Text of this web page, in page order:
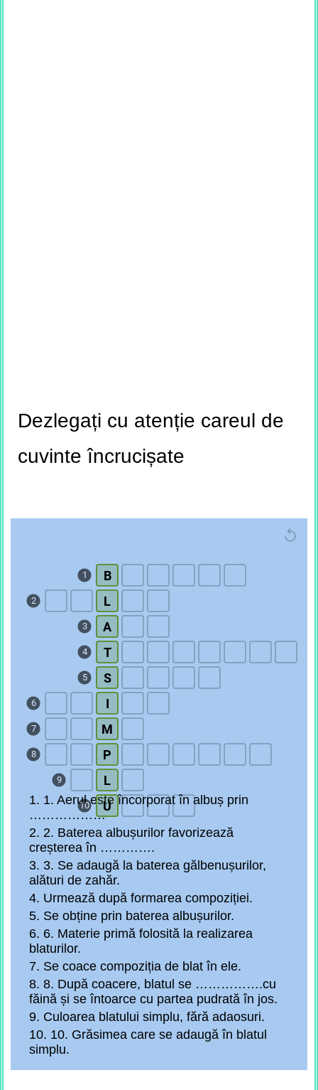
Dezlegați cu atenție careul de
cuvinte încrucișate
1 B
2 L
3 A
4 T
5 S
6
7 M
8 P
9 L
10 U
1. 1. Aerul este încorporat în albuș prin
………………
2. 2. Baterea albușurilor favorizează
creșterea în ………….
3. 3. Se adaugă la baterea gălbenușurilor,
alături de zahăr.
4. Urmează după formarea compoziției.
5. Se obține prin baterea albușurilor.
6. 6. Materie primă folosită la realizarea
blaturilor.
7. Se coace compoziția de blat în ele.
8. 8. După coacere, blatul se …………….cu
făină și se întoarce cu partea pudrată în jos.
9. Culoarea blatului simplu, fără adaosuri.
10. 10. Grăsimea care se adaugă în blatul
simplu.